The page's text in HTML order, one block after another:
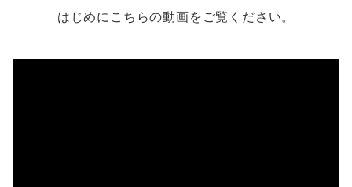
はじめにこちらの動画をご覧ください。